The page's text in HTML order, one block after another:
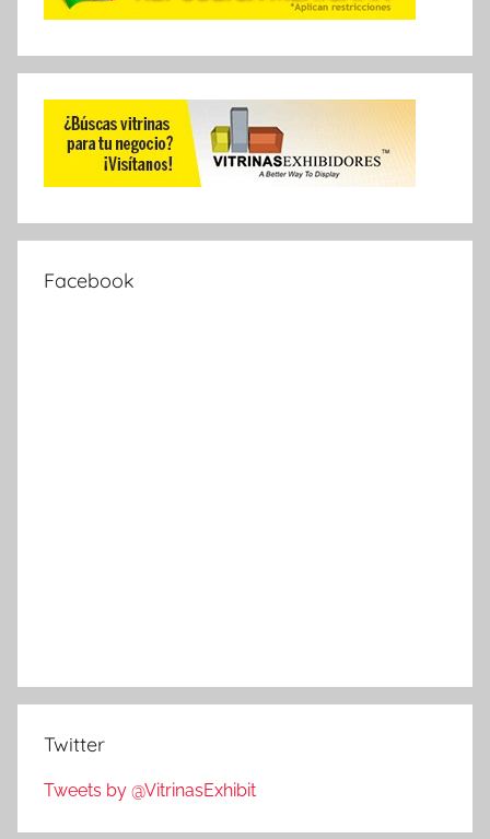
Facebook
Twitter
Tweets by @VitrinasExhibit